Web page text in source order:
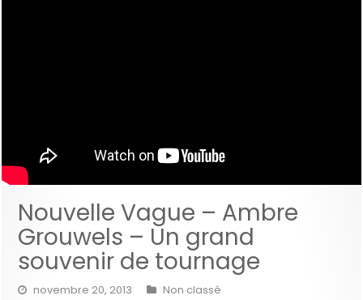
Nouvelle Vague – Ambre
Grouwels – Un grand
souvenir de tournage
novembre 20, 2013
Non classé